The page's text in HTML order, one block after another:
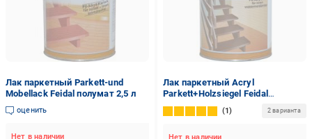
Лак паркетный Parkett-und
Mobellack Feidal полумат 2,5 л
оценить
Нет в наличии
Лак паркетный Acryl
Parkett+Holzsiegel Feidal
шелковистый глянец 2,5 л
1 2 варианта